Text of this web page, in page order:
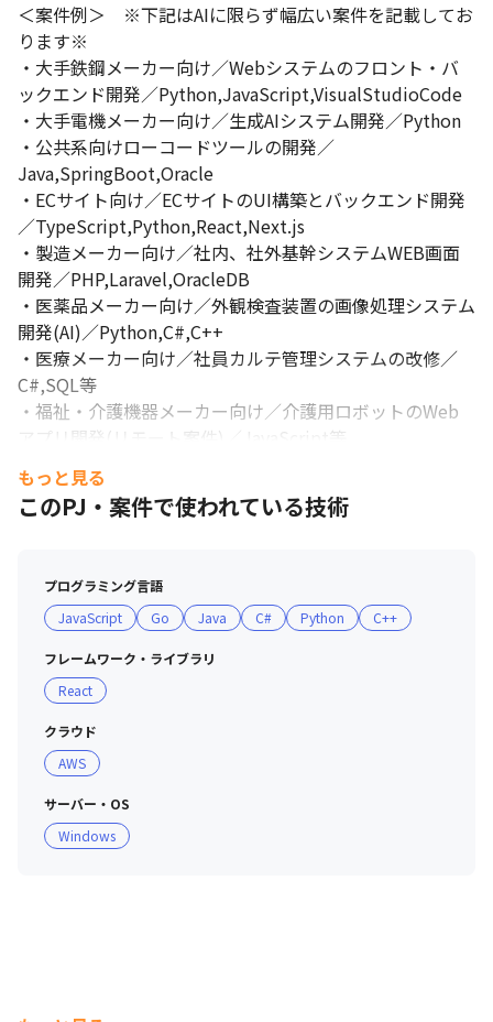
＜案件例＞　※下記はAIに限らず幅広い案件を記載してお
ります※
・大手鉄鋼メーカー向け／Webシステムのフロント・バ
ックエンド開発／Python,JavaScript,VisualStudioCode
・大手電機メーカー向け／生成AIシステム開発／Python
・公共系向けローコードツールの開発／
Java,SpringBoot,Oracle
・ECサイト向け／ECサイトのUI構築とバックエンド開発
／TypeScript,Python,React,Next.js
・製造メーカー向け／社内、社外基幹システムWEB画面
開発／PHP,Laravel,OracleDB
・医薬品メーカー向け／外観検査装置の画像処理システム
開発(AI)／Python,C#,C++
・医療メーカー向け／社員カルテ管理システムの改修／
C#,SQL等
・福祉・介護機器メーカー向け／介護用ロボットのWeb
アプリ開発(リモート案件)／JavaScript等
・道路管理業向け／高速道路の維持管理業務で利用するシ
ステムの機能改修／C#,SQL等
当社コンセプトムービーです
もっと見る
このPJ・案件で使われている技術
プログラミング言語
JavaScript
Go Java C# Python C++
フレームワーク・ライブラリ
React
クラウド
AWS
サーバー・OS
Windows